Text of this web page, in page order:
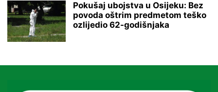
Pokušaj ubojstva u Osijeku: Bez
povoda oštrim predmetom teško
ozlijedio 62-godišnjaka